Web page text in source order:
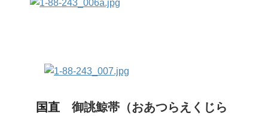
国直 御誂鯨帯（おあつらえくじら